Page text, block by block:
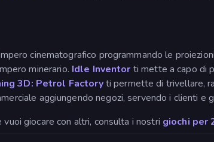
cinematografico programmando le
minerario. Idle Inventor ti mette a capo di
3D: Petrol Factoryti permette di trivellare,
aggiungendo negozi, servendo i clienti
giocare con altri, consulta i nostri giochi per